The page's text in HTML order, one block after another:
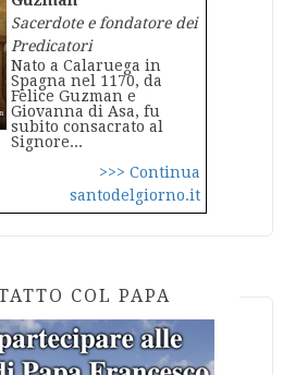
Sacerdote e fondatore dei
Predicatori
Nato a Calaruega in
Spagna nel 1170, da
Felice Guzman e
Giovanna di Asa, fu
subito consacrato al
Signore...
>>> Continua
santodelgiorno.it
COL PAPA